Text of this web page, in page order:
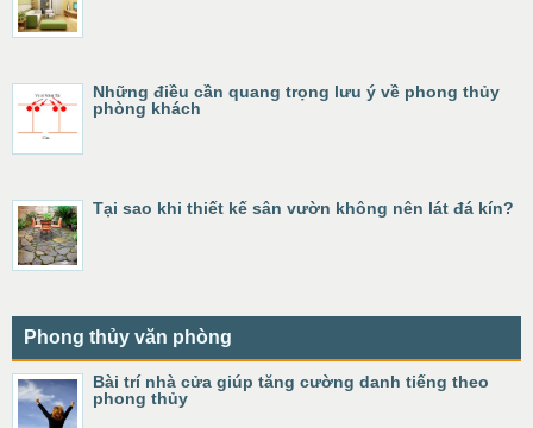
Những điều cần quang trọng lưu ý về phong thủy
phòng khách
Tại sao khi thiết kế sân vườn không nên lát đá kín?
Phong thủy văn phòng
Bài trí nhà cửa giúp tăng cường danh tiếng theo
phong thủy